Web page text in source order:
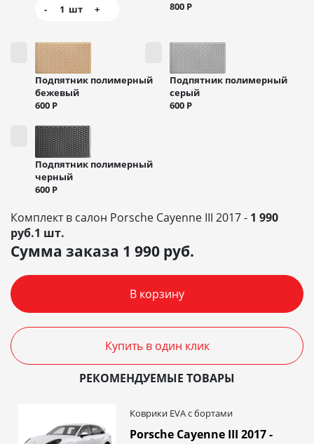
- 1 шт +
800 Р
Подпятник полимерный
бежевый
600 Р
Подпятник полимерный
серый
600 Р
Подпятник полимерный
черный
600 Р
Комплект в салон Porsche Cayenne III 2017 - 1 990
руб.1 шт.
Сумма заказа 1 990 руб.
В корзину
Купить в один клик
РЕКОМЕНДУЕМЫЕ ТОВАРЫ
Коврики EVA c бортами
Porsche Cayenne III 2017 -